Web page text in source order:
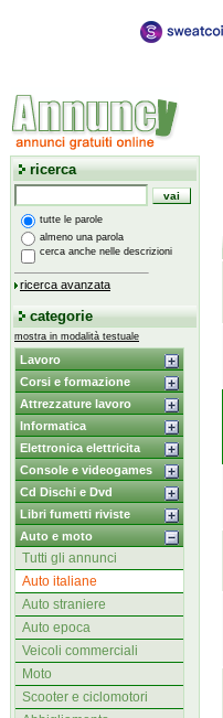
ricerca
tutte le parole
almeno una parola
cerca anche nelle descrizioni
ricerca avanzata
categorie
mostra in modalità testuale
Lavoro
Corsi e formazione
Attrezzature lavoro
Informatica
Elettronica elettricita
Console e videogames
Cd Dischi e Dvd
Libri fumetti riviste
Auto e moto
Tutti gli annunci
Auto italiane
Auto straniere
Auto epoca
Veicoli commerciali
Moto
Scooter e ciclomotori